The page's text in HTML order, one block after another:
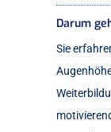
Darum
Sie